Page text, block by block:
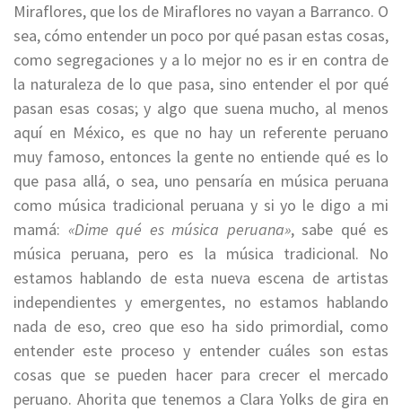
Miraflores, que los de Miraflores no vayan a Barranco. O
sea, cómo entender un poco por qué pasan estas cosas,
como segregaciones y a lo mejor no es ir en contra de
la naturaleza de lo que pasa, sino entender el por qué
pasan esas cosas; y algo que suena mucho, al menos
aquí en México, es que no hay un referente peruano
muy famoso, entonces la gente no entiende qué es lo
que pasa allá, o sea, uno pensaría en música peruana
como música tradicional peruana y si yo le digo a mi
mamá: «Dime qué es música peruana», sabe qué es
música peruana, pero es la música tradicional. No
estamos hablando de esta nueva escena de artistas
independientes y emergentes, no estamos hablando
nada de eso, creo que eso ha sido primordial, como
entender este proceso y entender cuáles son estas
cosas que se pueden hacer para crecer el mercado
peruano. Ahorita que tenemos a Clara Yolks de gira en